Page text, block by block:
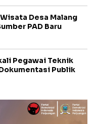
Desa Malang
PAD Baru
Pegawai Teknik
Publik